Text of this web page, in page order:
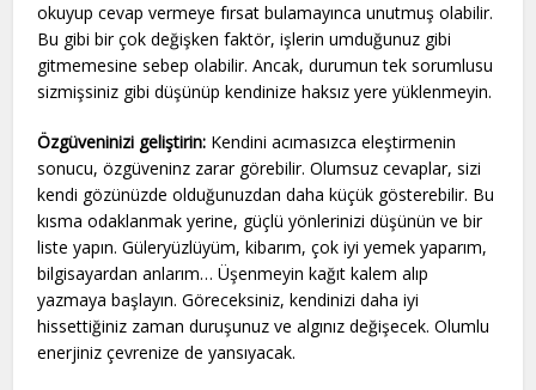
okuyup cevap vermeye fırsat bulamayınca unutmuş olabilir.
Bu gibi bir çok değişken faktör, işlerin umduğunuz gibi
gitmemesine sebep olabilir. Ancak, durumun tek sorumlusu
sizmişsiniz gibi düşünüp kendinize haksız yere yüklenmeyin.
Özgüveninizi geliştirin: Kendini acımasızca eleştirmenin
sonucu, özgüveninz zarar görebilir. Olumsuz cevaplar, sizi
kendi gözünüzde olduğunuzdan daha küçük gösterebilir. Bu
kısma odaklanmak yerine, güçlü yönlerinizi düşünün ve bir
liste yapın. Güleryüzlüyüm, kibarım, çok iyi yemek yaparım,
bilgisayardan anlarım… Üşenmeyin kağıt kalem alıp
yazmaya başlayın. Göreceksiniz, kendinizi daha iyi
hissettiğiniz zaman duruşunuz ve algınız değişecek. Olumlu
enerjiniz çevrenize de yansıyacak.